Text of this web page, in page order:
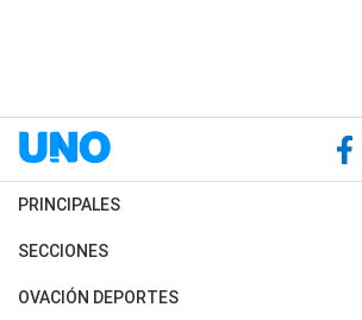
PRINCIPALES
Últimas Noticias
Política
SECCIONES
Horóscopo
OVACIÓN DEPORTES